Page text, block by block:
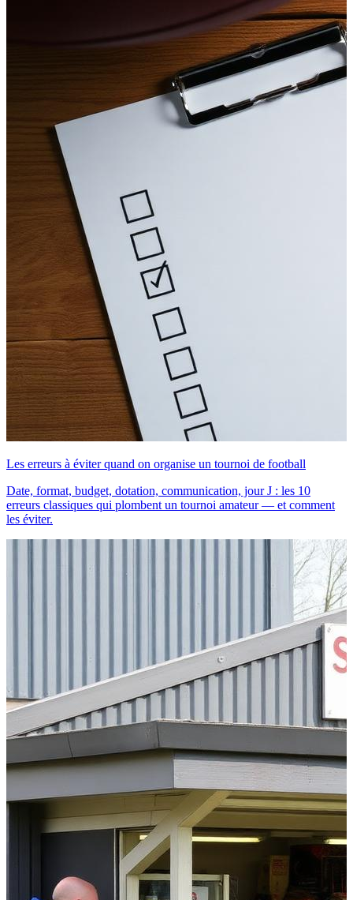
Les erreurs à éviter quand on organise un tournoi de football
Date, format, budget, dotation, communication, jour J : les 10
erreurs classiques qui plombent un tournoi amateur — et comment
les éviter.